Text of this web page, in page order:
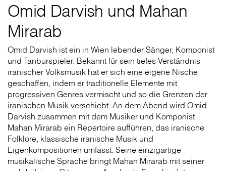
Omid Darvish und Mahan
Mirarab
Omid Darvish ist ein in Wien lebender Sänger, Komponist
und Tanburspieler. Bekannt für sein tiefes Verständnis
iranischer Volksmusik hat er sich eine eigene Nische
geschaffen, indem er traditionelle Elemente mit
progressiven Genres vermischt und so die Grenzen der
iranischen Musik verschiebt. An dem Abend wird Omid
Darvish zusammen mit dem Musiker und Komponist
Mahan Mirarab ein Repertoire aufführen, das iranische
Folklore, klassische iranische Musik und
Eigenkompositionen umfasst. Seine einzigartige
musikalische Sprache bringt Mahan Mirarab mit seiner